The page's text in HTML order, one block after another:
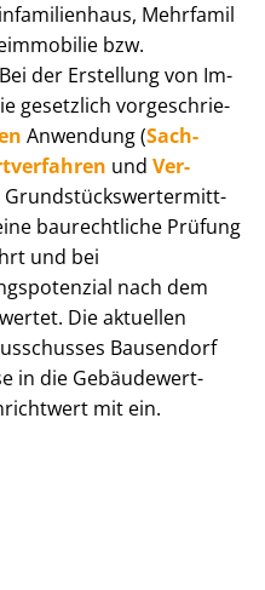
Mehr­fa­mi­l
bzw.
der Erstellung von Im­
gesetzlich vor­ge­schrie­
Anwendung (Sach­
und Ver­
Grund­stücks­wert­ermitt­
baurechtliche Prüfung
und bei
nach dem
Die aktuellen
Bausendorf
in die Ge­bäu­de­wert­
mit ein.